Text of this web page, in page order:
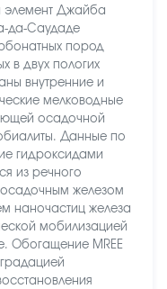
элемент Джайба
да-Саудаде
пород
в двух пологих
внутренние и
мелководные
осадочной
Данные по
гидроксидами
из речного
железом
наночастиц железа
мобилизацией
Обогащение MREE